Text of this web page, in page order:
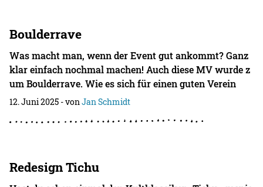
Boulderrave
Was macht man, wenn der Event gut ankommt? Ganz
klar einfach nochmal machen! Auch diese MV wurde z
um Boulderrave. Wie es sich für einen guten Verein
12. Juni 2025 - vonJan Schmidt
Redesign Tichu